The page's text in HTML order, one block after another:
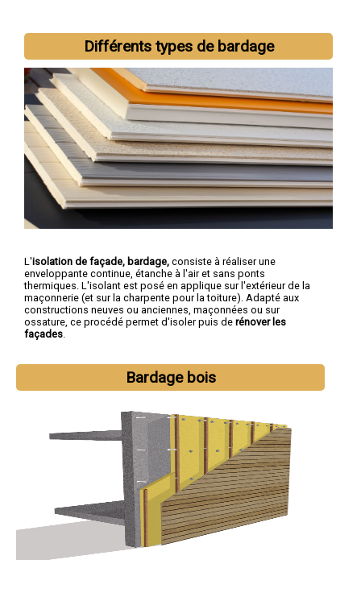
Différents types de bardage
L'isolation de façade, bardage, consiste à réaliser une
enveloppante continue, étanche à l'air et sans ponts
thermiques. L'isolant est posé en applique sur l'extérieur de la
maçonnerie (et sur la charpente pour la toiture). Adapté aux
constructions neuves ou anciennes, maçonnées ou sur
ossature, ce procédé permet d'isoler puis de rénover les
façades.
Bardage bois